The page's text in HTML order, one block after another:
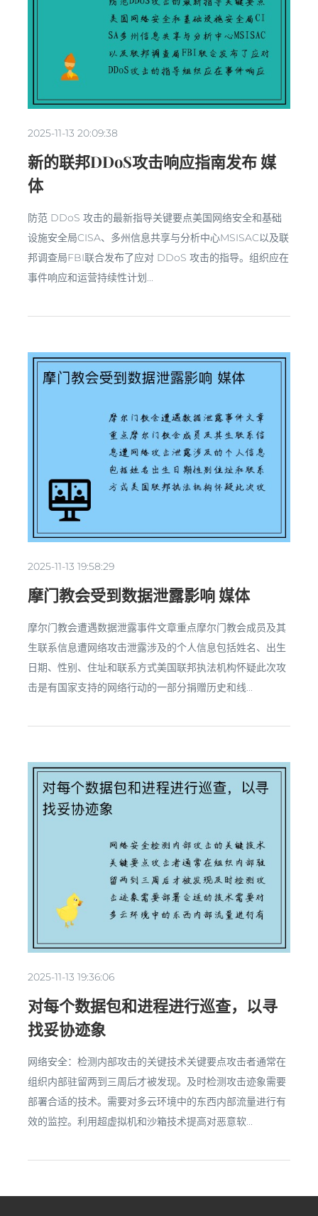
2025-11-13 20:09:38
新的联邦DDoS攻击响应指南发布 媒
体
防范 DDoS 攻击的最新指导关键要点美国网络安全和基础
设施安全局CISA、多州信息共享与分析中心MSISAC以及联
邦调查局FBI联合发布了应对 DDoS 攻击的指导。组织应在
事件响应和运营持续性计划...
2025-11-13 19:58:29
摩门教会受到数据泄露影响 媒体
摩尔门教会遭遇数据泄露事件文章重点摩尔门教会成员及其
生联系信息遭网络攻击泄露涉及的个人信息包括姓名、出生
日期、性别、住址和联系方式美国联邦执法机构怀疑此次攻
击是有国家支持的网络行动的一部分捐赠历史和线...
2025-11-13 19:36:06
对每个数据包和进程进行巡查，以寻
找妥协迹象
网络安全：检测内部攻击的关键技术关键要点攻击者通常在
组织内部驻留两到三周后才被发现。及时检测攻击迹象需要
部署合适的技术。需要对多云环境中的东西内部流量进行有
效的监控。利用超虚拟机和沙箱技术提高对恶意软...